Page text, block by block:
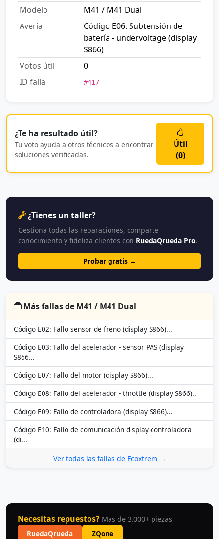
Modelo
M41 / M41 Dual
Avería
Código E06: Subtensión de
batería - undervoltage (display
S866)
Votos útil
0
ID falla
#417
¿Te ha resultado útil?
Tu voto ayuda a otros técnicos a encontrar
soluciones verificadas.
Útil
(0)
¿Tienes un taller?
Gestiona todas las reparaciones, comparte
conocimiento y fideliza clientes con RuedaQrueda Pro.
Probar gratis →
Más fallas de M41 / M41 Dual
Código E02: Fallo sensor de freno (display S866)...
Código E03: Fallo del acelerador - sensor PAS (display
S866...
Código E07: Fallo del motor (display S866)...
Código E08: Fallo del acelerador - throttle (display S866)...
Código E09: Fallo de controladora (display S866)...
Código E10: Fallo de comunicación display-controladora
(di...
Ver todas las fallas de Ecoxtrem →
Necesitas repuestos? Mas de 3.000+ piezas
RuedaQrueda
ZQone